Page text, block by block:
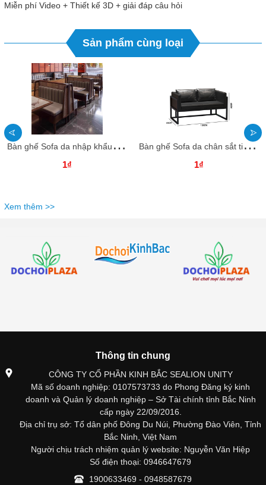
Miễn phí Video + Thiết kế 3D + giải đáp câu hỏi
Sản phẩm cùng loại
B
àn ghế Sofa da nhập khẩu BGSFKB01 Dochoikinhbac Sản phẩm cho khu vui chơi giải trí,quán coffee
1₫
B
àn ghế Sofa da chân sắt tiện dụng SFBAKB17 Dochoikinhbac Sản phẩm cho khu vui chơi giải trí
1₫
Xem thêm >>
Thông tin chung
CÔNG TY CỔ PHẦN KINH BẮC SEALION UNITY
Mã số doanh nghiệp: 0107573733 do Phong Đăng ký kinh
doanh và Quản lý doanh nghiệp – Sở Tài chính tỉnh Bắc Ninh
cấp ngày 22/09/2016.
Địa chỉ trụ sở: Tổ dân phố Đông Du Núi, Phường Đào Viên, Tỉnh
Bắc Ninh, Việt Nam
Người chịu trách nhiệm quản lý website: Nguyễn Văn Hiệp
Số điện thoại: 0946647679
1900633469 - 0948587679